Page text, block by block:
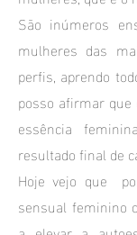
São inúmeros
mulheres das
perfis, aprendo
posso afirmar
essência
resultado final de
Hoje vejo que
sensual feminino